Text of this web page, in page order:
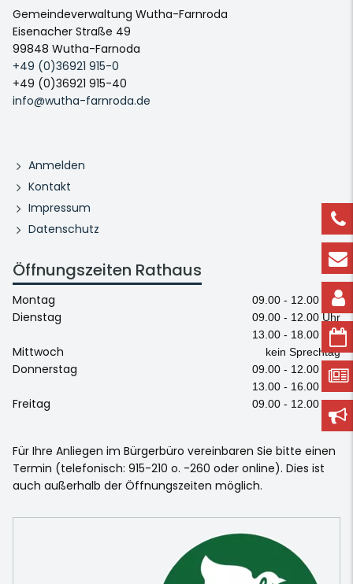
Gemeindeverwaltung Wutha-Farnroda
Eisenacher Straße 49
99848 Wutha-Farnoda
+49 (0)36921 915-0
+49 (0)36921 915-40
info@wutha-farnroda.de
Anmelden
Kontakt
Impressum
Datenschutz
Öffnungszeiten Rathaus
Montag 09.00 - 12.00 Uhr
Dienstag
09.00 - 12.00 Uhr
13.00 - 18.00 Uhr
Mittwoch kein Sprechtag
Donnerstag
09.00 - 12.00 Uhr
13.00 - 16.00 Uhr
Freitag 09.00 - 12.00 Uhr
Für Ihre Anliegen im Bürgerbüro vereinbaren Sie bitte einen
Termin (telefonisch: 915-210 o. -260 oder online). Dies ist
auch außerhalb der Öffnungszeiten möglich.